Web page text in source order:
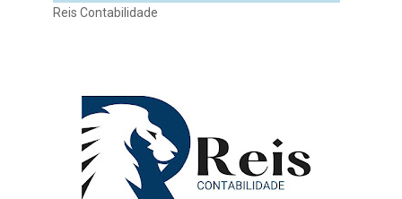
Reis Contabilidade